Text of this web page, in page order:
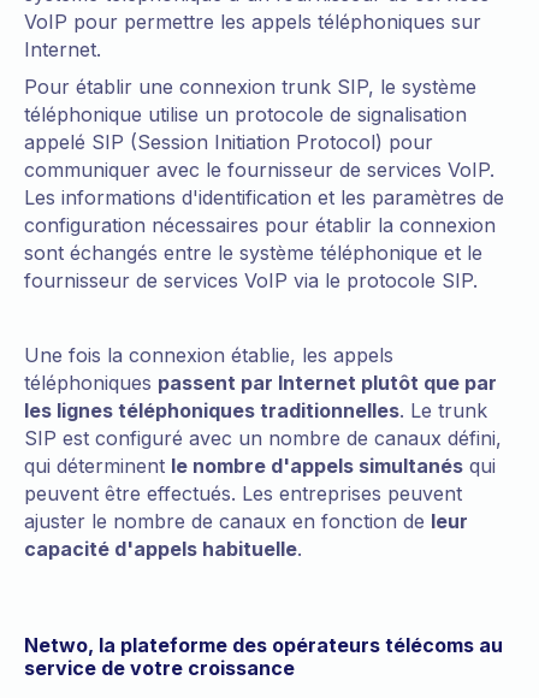
VoIP pour permettre les appels téléphoniques sur
Internet.
Pour établir une connexion trunk SIP, le système
téléphonique utilise un protocole de signalisation
appelé SIP (Session Initiation Protocol) pour
communiquer avec le fournisseur de services VoIP.
Les informations d'identification et les paramètres de
configuration nécessaires pour établir la connexion
sont échangés entre le système téléphonique et le
fournisseur de services VoIP via le protocole SIP.
Une fois la connexion établie, les appels
téléphoniques passent par Internet plutôt que par
les lignes téléphoniques traditionnelles. Le trunk
SIP est configuré avec un nombre de canaux défini,
qui déterminent le nombre d'appels simultanés qui
peuvent être effectués. Les entreprises peuvent
ajuster le nombre de canaux en fonction de leur
capacité d'appels habituelle.
Netwo, la plateforme des opérateurs télécoms au
service de votre croissance